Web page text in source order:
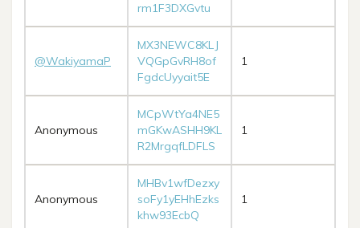
rm1F3DXGvtu
@WakiyamaP
MX3NEWC8KLJ
VQGpGvRH8of
FgdcUyyait5E
1
Anonymous
MCpWtYa4NE5
mGKwASHH9KL
R2MrgqfLDFLS
1
Anonymous
MHBv1wfDezxy
soFy1yEHhEzks
khw93EcbQ
1